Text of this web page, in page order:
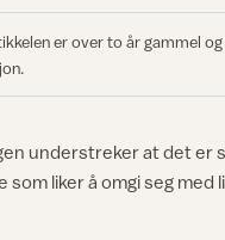
er over to år gammel
understreker at det er
som liker å omgi seg med